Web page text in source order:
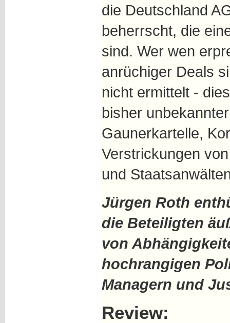
die Deutschland
beherrscht, die
sind. Wer wen
anrüchiger Deals
nicht ermittelt -
bisher
Gaunerkartelle,
Verstrickungen
und
Jürgen Roth
die Beteiligten
von
hochrangigen
Managern und
Review: